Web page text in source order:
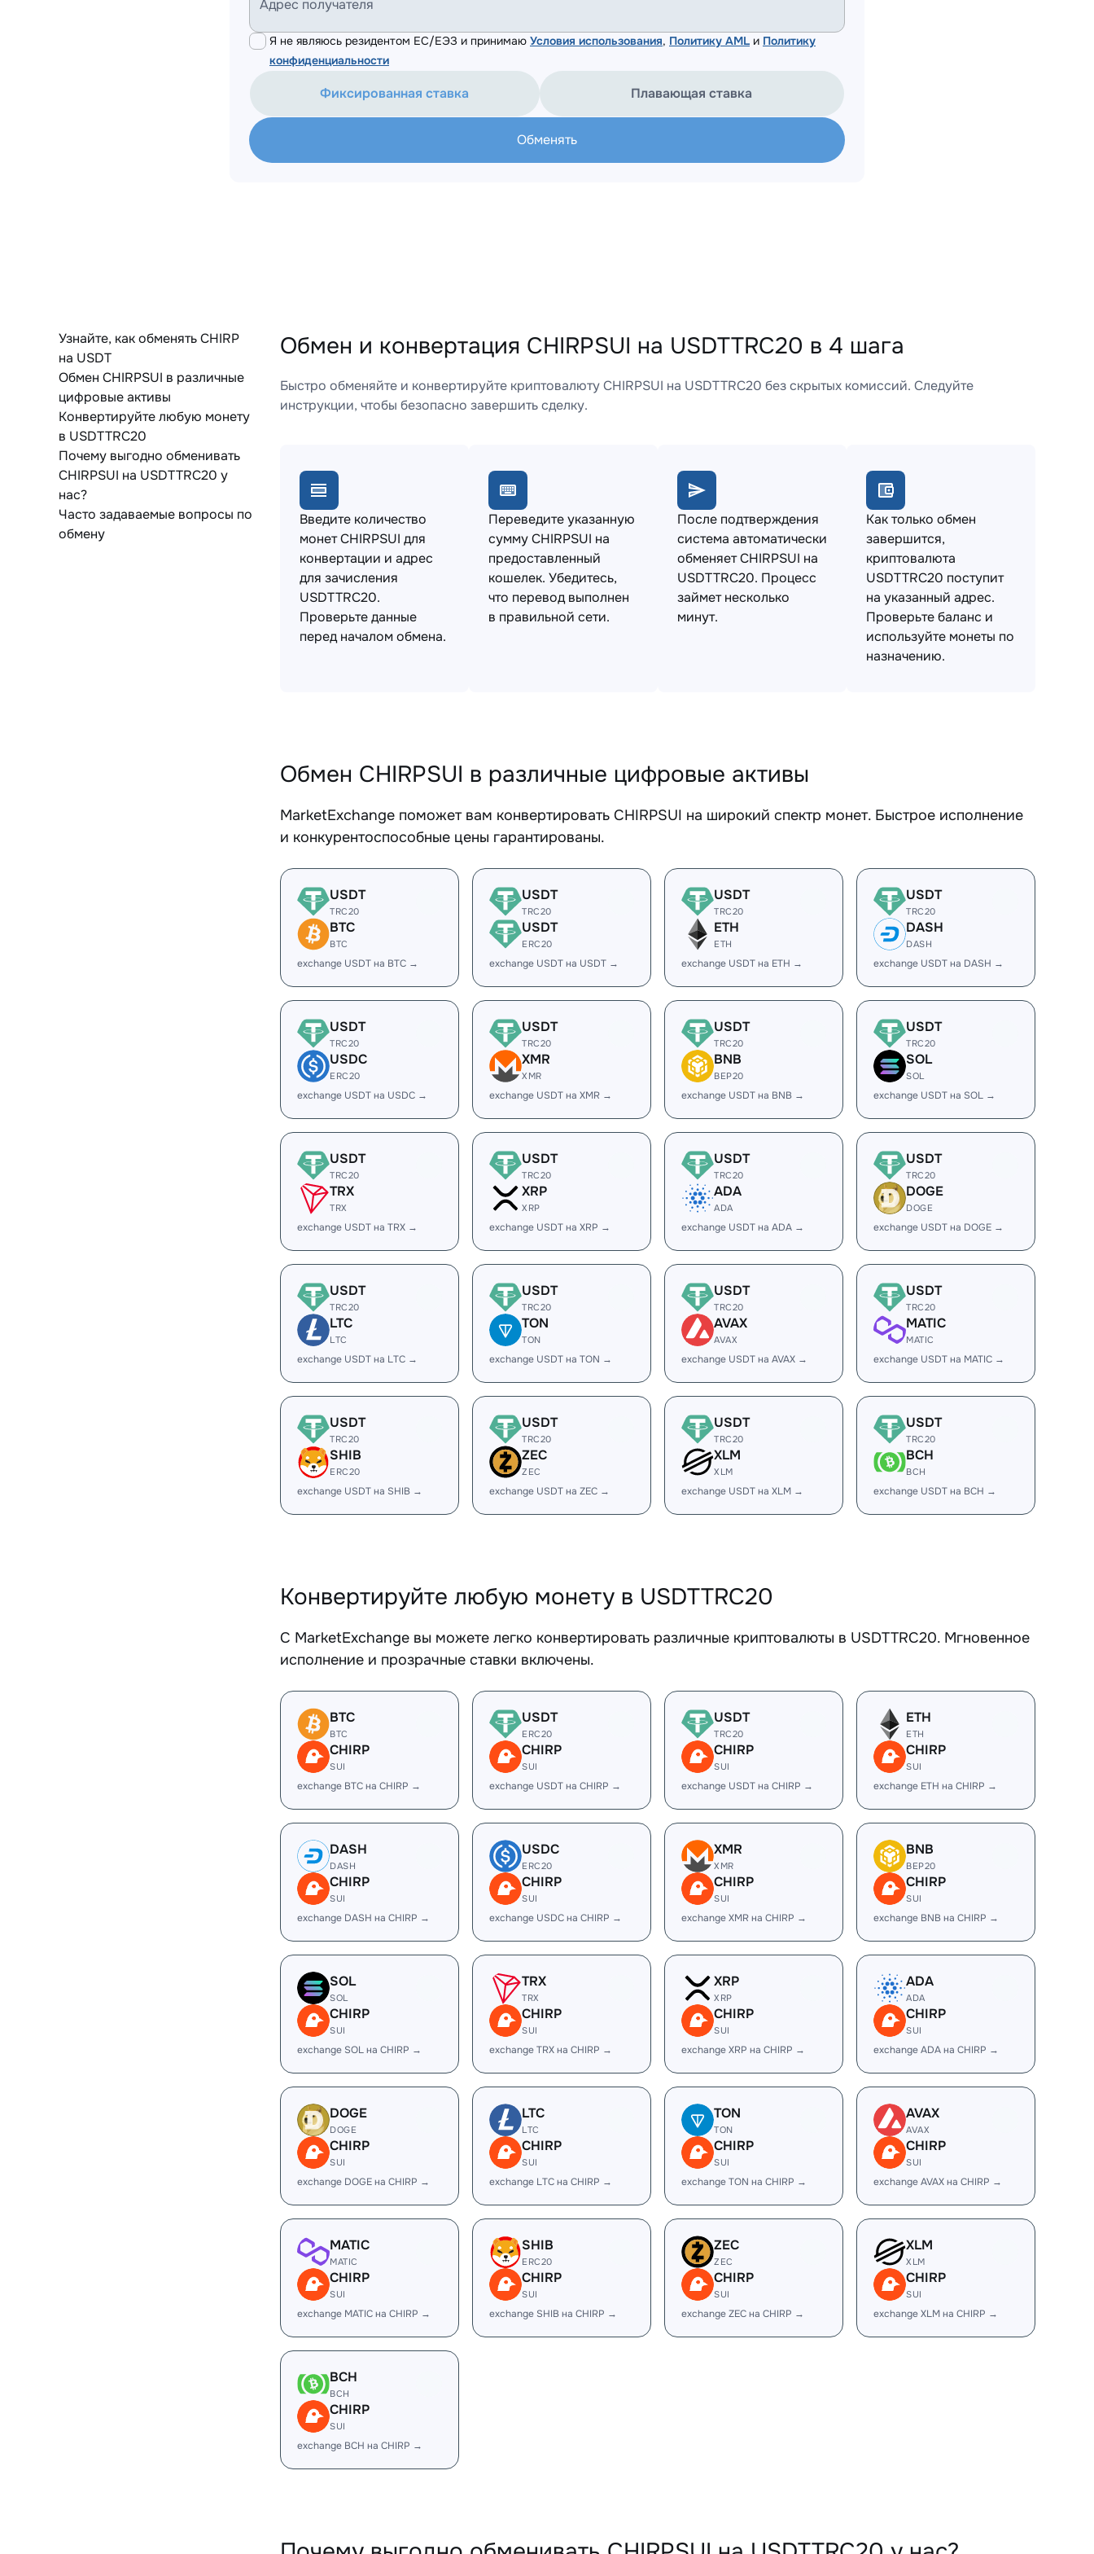
Адрес получателя
Я не являюсь резидентом ЕС/ЕЭЗ и принимаю Условия использования, Политику AML и Политику
конфиденциальности
Фиксированная ставка Плавающая ставка
Обменять
Узнайте, как обменять CHIRP
на USDT
Обмен CHIRPSUI в различные
цифровые активы
Конвертируйте любую монету
в USDTTRC20
Почему выгодно обменивать
CHIRPSUI на USDTTRC20 у
нас?
Часто задаваемые вопросы по
обмену
Обмен и конвертация CHIRPSUI на USDTTRC20 в 4 шага
Быстро обменяйте и конвертируйте криптовалюту CHIRPSUI на USDTTRC20 без скрытых комиссий. Следуйте
инструкции, чтобы безопасно завершить сделку.
Введите количество
монет CHIRPSUI для
конвертации и адрес
для зачисления
USDTTRC20.
Проверьте данные
перед началом обмена.
Переведите указанную
сумму CHIRPSUI на
предоставленный
кошелек. Убедитесь,
что перевод выполнен
в правильной сети.
После подтверждения
система автоматически
обменяет CHIRPSUI на
USDTTRC20. Процесс
займет несколько
минут.
Как только обмен
завершится,
криптовалюта
USDTTRC20 поступит
на указанный адрес.
Проверьте баланс и
используйте монеты по
назначению.
Обмен CHIRPSUI в различные цифровые активы
MarketExchange поможет вам конвертировать CHIRPSUI на широкий спектр монет. Быстрое исполнение
и конкурентоспособные цены гарантированы.
USDT
TRC20
BTC
BTC
exchange USDT на BTC →
USDT
TRC20
USDT
ERC20
exchange USDT на USDT →
USDT
TRC20
ETH
ETH
exchange USDT на ETH →
USDT
TRC20
DASH
DASH
exchange USDT на DASH →
USDT
TRC20
USDC
ERC20
exchange USDT на USDC →
USDT
TRC20
XMR
XMR
exchange USDT на XMR →
USDT
TRC20
BNB
BEP20
exchange USDT на BNB →
USDT
TRC20
SOL
SOL
exchange USDT на SOL →
USDT
TRC20
TRX
TRX
exchange USDT на TRX →
USDT
TRC20
XRP
XRP
exchange USDT на XRP →
USDT
TRC20
ADA
ADA
exchange USDT на ADA →
USDT
TRC20
DOGE
DOGE
exchange USDT на DOGE →
USDT
TRC20
LTC
LTC
exchange USDT на LTC →
USDT
TRC20
TON
TON
exchange USDT на TON →
USDT
TRC20
AVAX
AVAX
exchange USDT на AVAX →
USDT
TRC20
MATIC
MATIC
exchange USDT на MATIC →
USDT
TRC20
SHIB
ERC20
exchange USDT на SHIB →
USDT
TRC20
ZEC
ZEC
exchange USDT на ZEC →
USDT
TRC20
XLM
XLM
exchange USDT на XLM →
USDT
TRC20
BCH
BCH
exchange USDT на BCH →
Конвертируйте любую монету в USDTTRC20
С MarketExchange вы можете легко конвертировать различные криптовалюты в USDTTRC20. Мгновенное
исполнение и прозрачные ставки включены.
BTC
BTC
CHIRP
SUI
exchange BTC на CHIRP →
USDT
ERC20
CHIRP
SUI
exchange USDT на CHIRP →
USDT
TRC20
CHIRP
SUI
exchange USDT на CHIRP →
ETH
ETH
CHIRP
SUI
exchange ETH на CHIRP →
DASH
DASH
CHIRP
SUI
exchange DASH на CHIRP →
USDC
ERC20
CHIRP
SUI
exchange USDC на CHIRP →
XMR
XMR
CHIRP
SUI
exchange XMR на CHIRP →
BNB
BEP20
CHIRP
SUI
exchange BNB на CHIRP →
SOL
SOL
CHIRP
SUI
exchange SOL на CHIRP →
TRX
TRX
CHIRP
SUI
exchange TRX на CHIRP →
XRP
XRP
CHIRP
SUI
exchange XRP на CHIRP →
ADA
ADA
CHIRP
SUI
exchange ADA на CHIRP →
DOGE
DOGE
CHIRP
SUI
exchange DOGE на CHIRP →
LTC
LTC
CHIRP
SUI
exchange LTC на CHIRP →
TON
TON
CHIRP
SUI
exchange TON на CHIRP →
AVAX
AVAX
CHIRP
SUI
exchange AVAX на CHIRP →
MATIC
MATIC
CHIRP
SUI
exchange MATIC на CHIRP →
SHIB
ERC20
CHIRP
SUI
exchange SHIB на CHIRP →
ZEC
ZEC
CHIRP
SUI
exchange ZEC на CHIRP →
XLM
XLM
CHIRP
SUI
exchange XLM на CHIRP →
BCH
BCH
CHIRP
SUI
exchange BCH на CHIRP →